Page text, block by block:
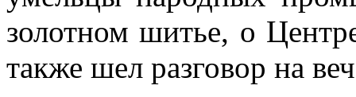
золотном шитье, о
также шел разговор на